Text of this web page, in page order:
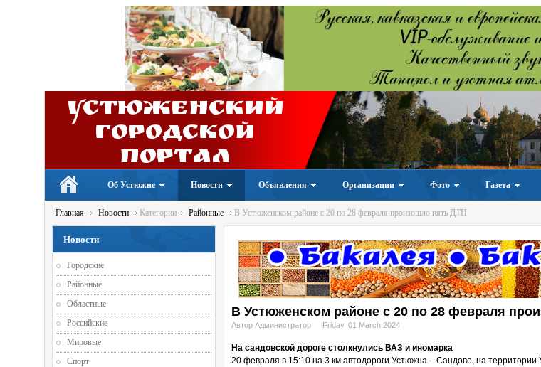
Устюженский
Городской
портал
Об Устюжне Новости Объявления Организации Фото Газета
Главная Новости Категории Районные В Устюженском районе с 20 по 28 февраля произошло пять ДТП
В Устюженском районе с 20 по 28 февраля
Автор Администратор Friday, 01 March 2024
На сандовской дороге столкнулись ВАЗ и иномарка
20 февраля в 15:10 на 3 км автодороги Устюжна – Сандово, на территории
Новости
Городские
Районные
Областные
Российские
Мировые
Спорт